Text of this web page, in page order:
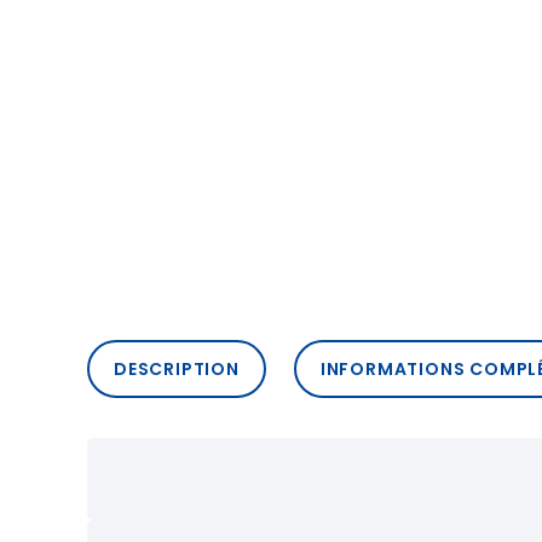
DESCRIPTION INFORMATIONS